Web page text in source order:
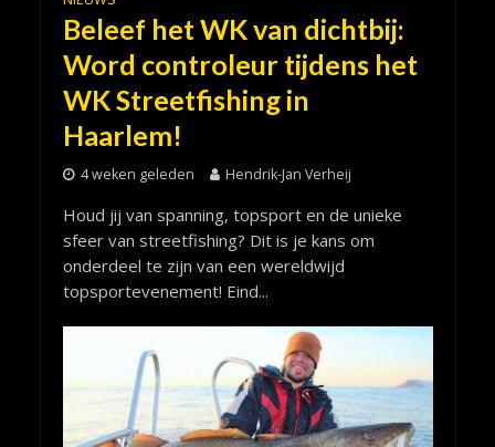
Beleef het WK van dichtbij:
Word controleur tijdens het
WK Streetfishing in
Haarlem!
4 weken geleden Hendrik-Jan Verheij
Houd jij van spanning, topsport en de unieke
sfeer van streetfishing? Dit is je kans om
onderdeel te zijn van een wereldwijd
topsportevenement! Eind...